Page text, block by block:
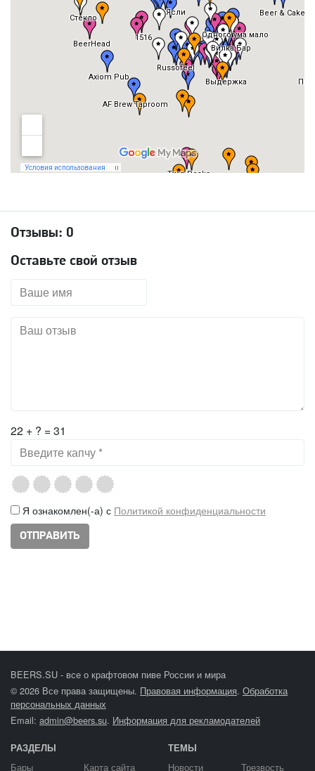
Отзывы: 0
Оставьте свой отзыв
22 + ? = 31
Я ознакомлен(-а) с Политикой конфиденциальности
BEERS.SU - все о крафтовом пиве России и мира
© 2026 Все права защищены. Правовая информация. Обработка
персональных данных
Email: admin@beers.su. Информация для рекламодателей
РАЗДЕЛЫ
Бары Карта сайта
ТЕМЫ
Новости Трезвость